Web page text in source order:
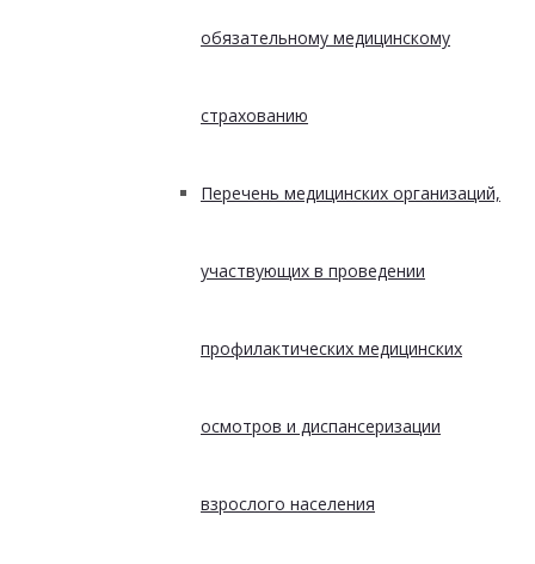
обязательному медицинскому
страхованию
Перечень медицинских организаций,
участвующих в проведении
профилактических медицинских
осмотров и диспансеризации
взрослого населения